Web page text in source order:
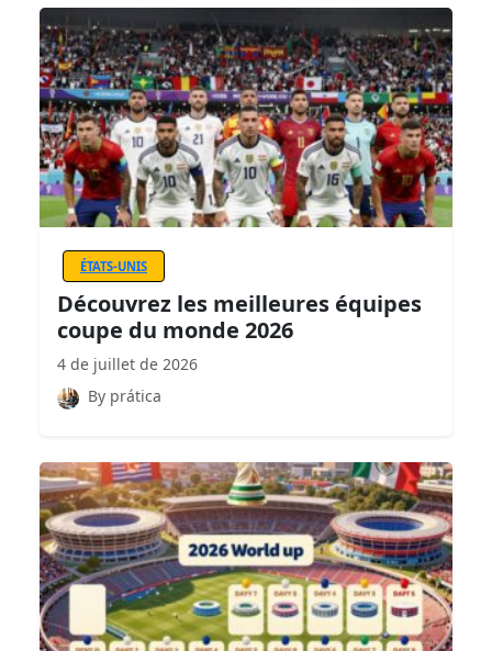
ÉTATS-UNIS
Découvrez les meilleures équipes
coupe du monde 2026
4 de juillet de 2026
By prática